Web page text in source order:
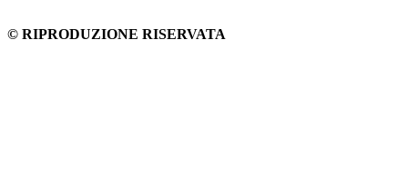
© RIPRODUZIONE RISERVATA